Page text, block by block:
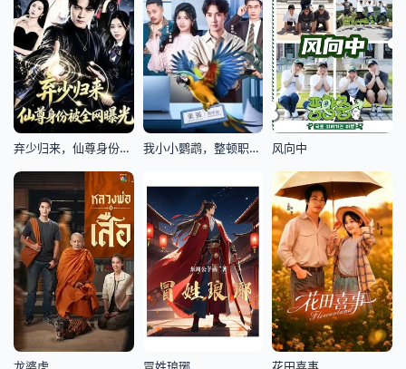
弃少归来，仙尊身份被全网曝光 我小小鹦鹉，整顿职场一把好手 风向中